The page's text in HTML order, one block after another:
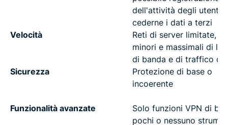
dell'attività degli utenti
cederne i dati a terzi
Velocità
Reti di server limitate,
minori e massimali di
di banda e di traffico
Sicurezza
Protezione di base o
incoerente
Funzionalità avanzate
Solo funzioni VPN di
pochi o nessuno